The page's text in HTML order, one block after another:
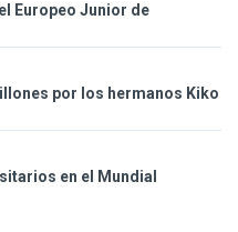
Europeo Junior de
por los hermanos Kiko
en el Mundial